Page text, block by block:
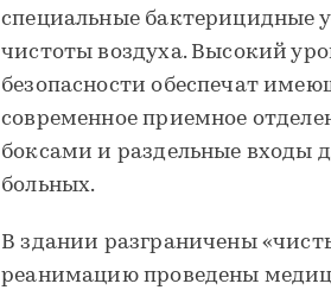
специальные бактерицидные
чистоты воздуха. Высокий
безопасности обеспечат
современное приемное
боксами и раздельные входы
больных.
В здании разграничены
реанимацию проведены